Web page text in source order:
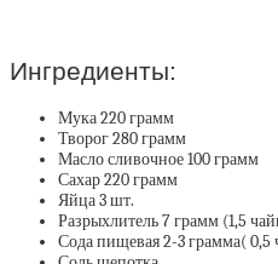
Ингредиенты:
Мука 220 грамм
Творог 280 грамм
Масло сливочное 100 грамм
Сахар 220 грамм
Яйца 3 шт.
Разрыхлитель 7 грамм (1,5
Сода пищевая 2-3 грамма(